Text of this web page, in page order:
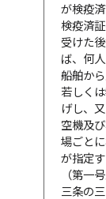
が検疫
検疫済
受けた
ば、何
船舶から
若しく
げし、
空機及
場ごと
が指定
（第一
三条の